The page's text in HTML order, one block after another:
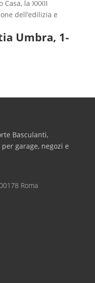
la XXXII
dell’edilizia e
Umbra, 1-
Basculanti,
garage, negozi e
Roma